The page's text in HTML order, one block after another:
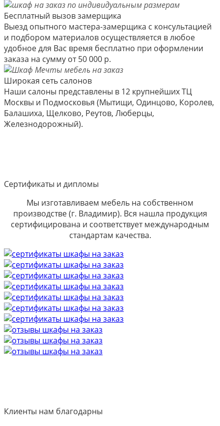
Бесплатный вызов замерщика
Выезд опытного мастера-замерщика с консультацией
и подбором материалов осуществляется в любое
удобное для Вас время бесплатно при оформлении
заказа на сумму от 50 000 р.
Широкая сеть салонов
Наши салоны представлены в 12 крупнейших ТЦ
Москвы и Подмосковья (Мытищи, Одинцово, Королев,
Балашиха, Щелково, Реутов, Люберцы,
Железнодорожный).
Сертификаты и дипломы
Мы изготавливаем мебель на собственном
производстве (г. Владимир). Вся нашла продукция
сертифицирована и соответствует международным
стандартам качества.
Клиенты нам благодарны